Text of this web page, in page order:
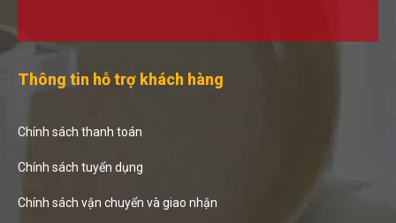
Thông tin hỗ trợ khách hàng
Chính sách thanh toán
Chính sách tuyển dụng
Chính sách vận chuyển và giao nhận